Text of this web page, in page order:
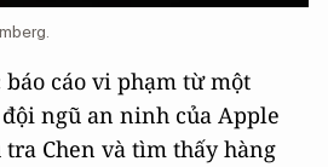
cáo vi phạm từ một
ngũ an ninh của Apple
Chen và tìm thấy hàng